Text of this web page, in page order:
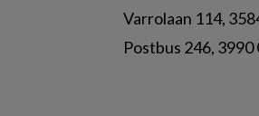
Varrolaan 114,
Postbus 246,